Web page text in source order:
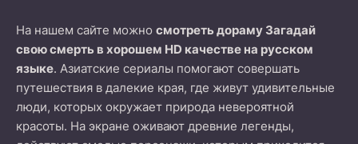
На нашем сайте можно смотреть дораму Загадай
свою смерть в хорошем HD качестве на русском
языке. Азиатские сериалы помогают совершать
путешествия в далекие края, где живут удивительные
люди, которых окружает природа невероятной
красоты. На экране оживают древние легенды,